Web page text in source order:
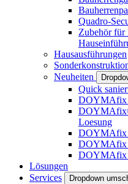
Quadro-
Zubehör für
Hausausführungen
Neuheiten
Quick
DOYMAfix
Loesung
DOYMAfix
DOYMAfix
DOYMAfix
Lösungen
Services
Dropdown